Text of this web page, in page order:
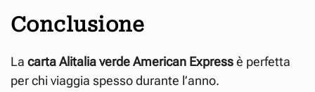
Conclusione
La carta Alitalia verde American Expressè perfetta
per chi viaggia spesso durante l’anno.